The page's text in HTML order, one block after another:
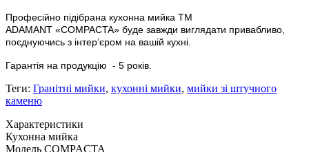
Професійно підібрана кухонна мийка ТМ
ADAMANT «COMPACTA» буде завжди виглядати привабливо,
поєднуючись з інтер’єром на вашій кухні.
Гарантія на продукцію - 5 років.
Теги: Гранітні мийки, кухонні мийки, мийки зі штучного
каменю
Характеристики
Кухонна мийка
Модель COMPACTA